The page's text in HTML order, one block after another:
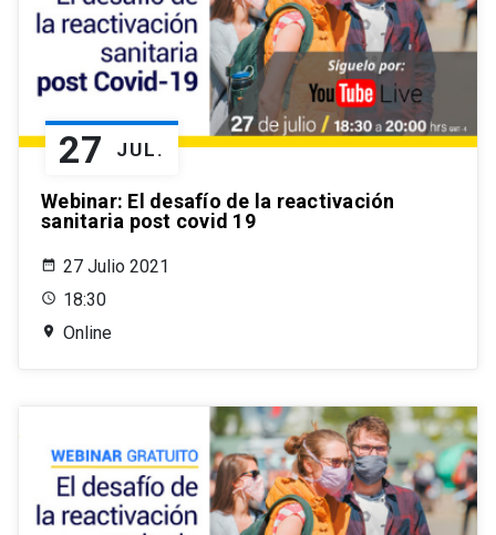
27 JUL.
Webinar: El desafío de la reactivación
sanitaria post covid 19
27 Julio 2021
18:30
Online